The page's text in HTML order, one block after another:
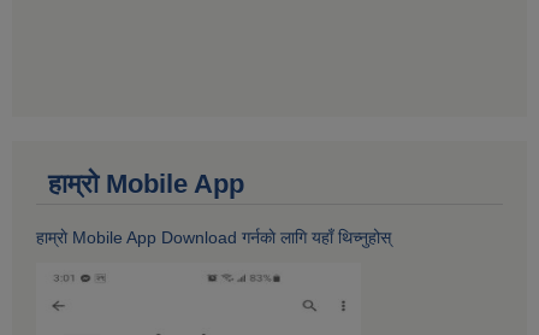
हाम्राे Mobile App
हाम्राे Mobile App Download गर्नकाे लागि यहाँ थिच्नुहोस्‌